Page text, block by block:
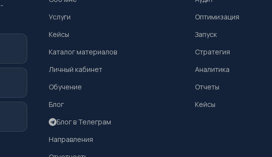
Услуги
Кейсы
Каталог материалов
Личный кабинет
Обучение
Блог
Блог в Телеграм
Направления
Оптимизация
Запуск
Стратегия
Аналитика
Отчеты
Кейсы